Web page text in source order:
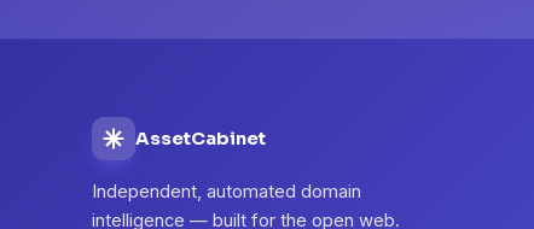
AssetCabinet
Independent, automated domain
intelligence — built for the open web.